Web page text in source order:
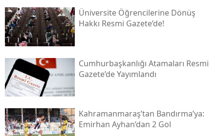
Üniversite Öğrencilerine Dönüş
Hakkı Resmi Gazete’de!
Cumhurbaşkanlığı Atamaları Resmi
Gazete’de Yayımlandı
Kahramanmaraş’tan Bandırma’ya:
Emirhan Ayhan’dan 2 Gol